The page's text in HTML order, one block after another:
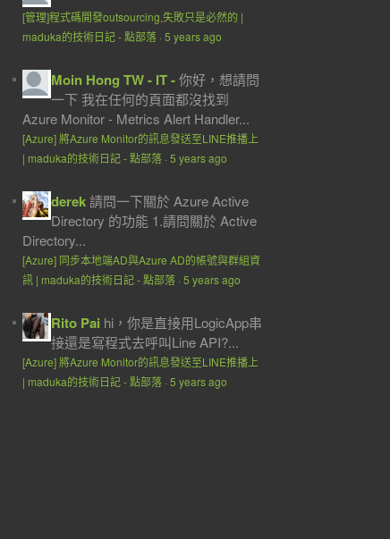
[管理]程式碼開發outsourcing,失敗只是必然的 |
maduka的技術日記 - 點部落 · 5 years ago
Moin Hong TW - IT -你好，想請問
一下 我在任何的頁面都沒找到
Azure Monitor - Metrics Alert Handler...
[Azure] 將Azure Monitor的訊息發送至LINE推播上
| maduka的技術日記 - 點部落 · 5 years ago
derek請問一下關於 Azure Active
Directory 的功能 1.請問關於 Active
Directory...
[Azure] 同步本地端AD與Azure AD的帳號與群組資
訊 | maduka的技術日記 - 點部落 · 5 years ago
Rito Pai hi，你是直接用LogicApp串
接還是寫程式去呼叫Line API?...
[Azure] 將Azure Monitor的訊息發送至LINE推播上
| maduka的技術日記 - 點部落 · 5 years ago